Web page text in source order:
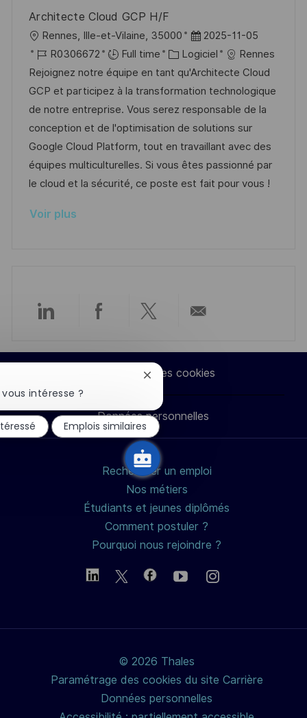
i
o
c
h
a
g
e
e
d
u
p
o
s
t
e
Architecte Cloud GCP H/F
o
c
a
l
i
s
a
t
o
Rennes, Ille-et-Vilaine, 35000
D
a
t
e
d
a
f
f
2025-11-05
R
é
f
é
r
e
n
c
d
t
R0306672 Full time
C
a
t
é
g
o
r
i
Logiciel
Rennes
Rejoignez notre équipe en tant qu'Architecte Cloud
GCP et participez à la transformation technologique
de notre entreprise. Vous serez responsable de la
conception et de l'optimisation de solutions sur
Google Cloud Platform, tout en travaillant avec des
équipes multiculturelles. Si vous êtes passionné par
le cloud et la sécurité, ce poste est fait pour vous !
Voir plus
Partager
via
LinkedIn
Partager
via
Facebook
Partager
via
twitter
par
e-
mail
Paramètres des cookies
Données personnelles
Rechercher un emploi
Nos métiers
Étudiants et jeunes diplômés
Comment postuler ?
Pourquoi nous rejoindre ?
© 2026 Thales
Paramétrage des cookies du site Carrière
Données personnelles
intéresse ?
Fermer
notification
du
chatbot
Emplois similaires